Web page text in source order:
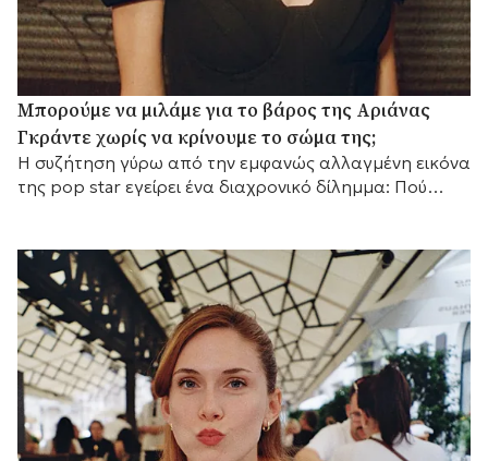
Μπορούμε να μιλάμε για το βάρος της Αριάνας
Γκράντε χωρίς να κρίνουμε το σώμα της;
Η συζήτηση γύρω από την εμφανώς αλλαγμένη εικόνα
της pop star εγείρει ένα διαχρονικό δίλημμα: Πού